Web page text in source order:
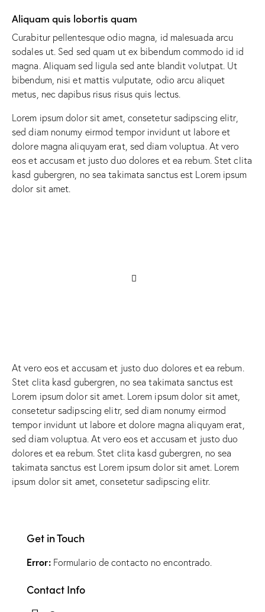
Aliquam quis lobortis quam
Curabitur pellentesque odio magna, id malesuada arcu
sodales ut. Sed sed quam ut ex bibendum commodo id id
magna. Aliquam sed ligula sed ante blandit volutpat. Ut
bibendum, nisi et mattis vulputate, odio arcu aliquet
metus, nec dapibus risus risus quis lectus.
Lorem ipsum dolor sit amet, consetetur sadipscing elitr,
sed diam nonumy eirmod tempor invidunt ut labore et
dolore magna aliquyam erat, sed diam voluptua. At vero
eos et accusam et justo duo dolores et ea rebum. Stet clita
kasd gubergren, no sea takimata sanctus est Lorem ipsum
dolor sit amet.
At vero eos et accusam et justo duo dolores et ea rebum.
Stet clita kasd gubergren, no sea takimata sanctus est
Lorem ipsum dolor sit amet. Lorem ipsum dolor sit amet,
consetetur sadipscing elitr, sed diam nonumy eirmod
tempor invidunt ut labore et dolore magna aliquyam erat,
sed diam voluptua. At vero eos et accusam et justo duo
dolores et ea rebum. Stet clita kasd gubergren, no sea
takimata sanctus est Lorem ipsum dolor sit amet. Lorem
ipsum dolor sit amet, consetetur sadipscing elitr.
Get in Touch
Error:Formulario de contacto no encontrado.
Contact Info